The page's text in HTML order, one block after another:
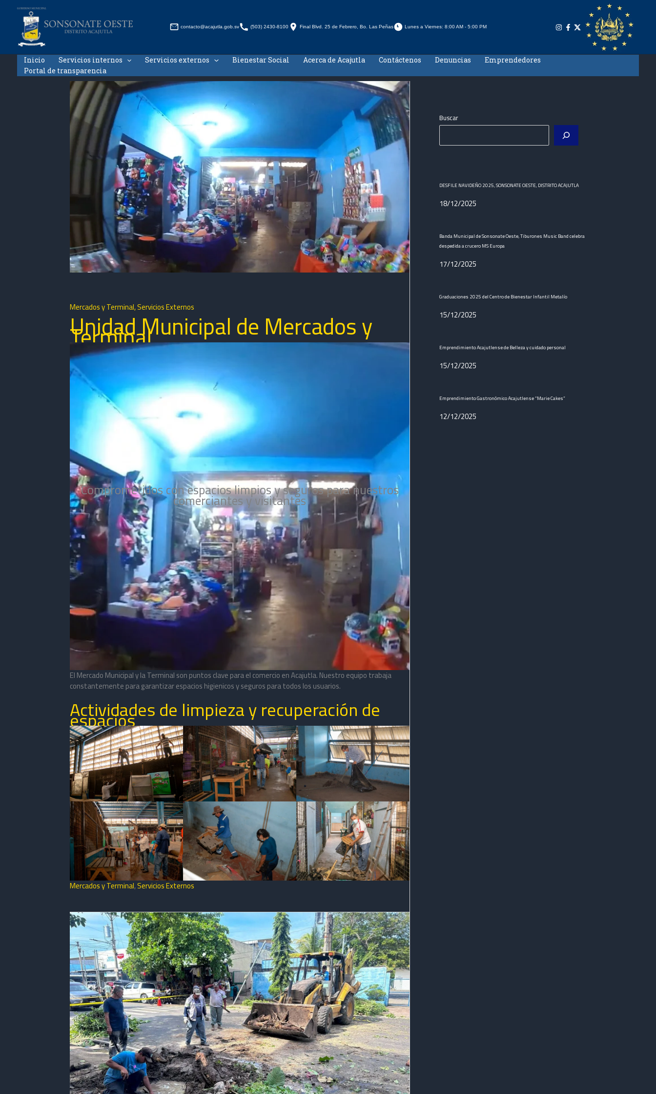
contenido contacto@acajutla.gob.sv (503) 2430-8100 Final Blvd. 25 de Febrero, Bo. Las Peñas Lunes a Viernes: 8:00 AM - 5:00 PM
Inicio Servicios internos Servicios externos Bienestar Social Acerca de Acajutla Contáctenos Denuncias
Emprendedores
Portal de transparencia
Mercados y Terminal,Servicios Externos
Unidad Municipal de Mercados y
Terminal
Comprometidos con espacios limpios y seguros para nuestros
comerciantes y visitantes
El Mercado Municipal y la Terminal son puntos clave para el comercio en Acajutla. Nuestro equipo trabaja
constantemente para garantizar espacios higienicos y seguros para todos los usuarios.
Actividades de limpieza y recuperación de
espacios
Mercados y Terminal,Servicios Externos
Buscar
DESFILE NAVIDEÑO 2025, SONSONATE OESTE, DISTRITO ACAJUTLA
18/12/2025
Banda Municipal de Sonsonate Oeste, Tiburones Music Band celebra
despedida a crucero MS Europa
17/12/2025
Graduaciones 2025 del Centro de Bienestar Infantil Metalío
15/12/2025
Emprendimiento Acajutlense de Belleza y cuidado personal
15/12/2025
Emprendimiento Gastronómico Acajutlense “Marie Cakes”
12/12/2025